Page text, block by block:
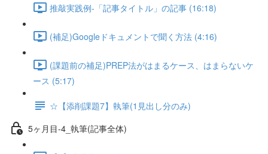
推敲実践例-「記事タイトル」の記事 (16:18)
(補足)Googleドキュメントで聞く方法 (4:16)
(課題前の補足)PREP法がはまるケース、はまらないケ
ース (5:17)
☆【添削課題7】執筆(1見出し分のみ)
5ヶ月目-4_執筆(記事全体)